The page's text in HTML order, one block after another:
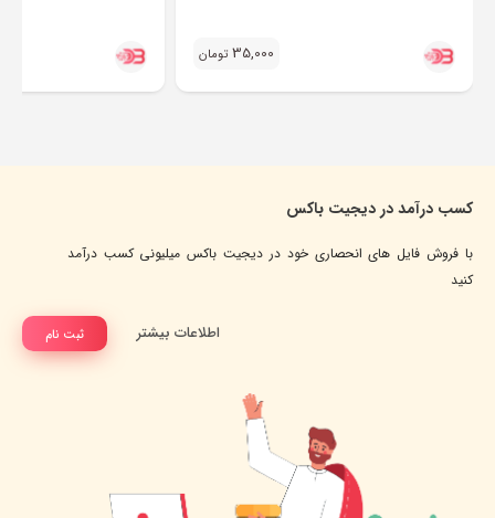
35,000 تومان
کسب درآمد در دیجیت باکس
با فروش فایل های انحصاری خود در دیجیت باکس میلیونی کسب درآمد
کنید
ثبت نام اطلاعات بیشتر